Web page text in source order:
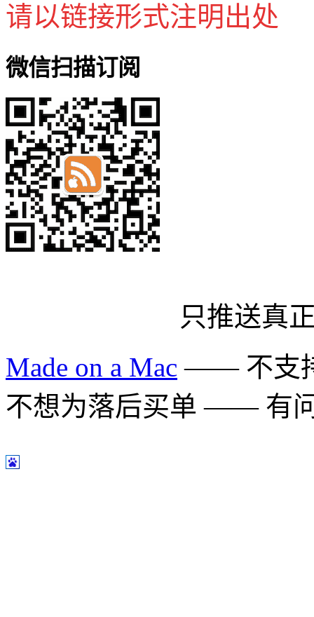
请以链接形式注明出处
微信扫描订阅
只推送真
Made on a Mac —— 不支
不想为落后买单 —— 有